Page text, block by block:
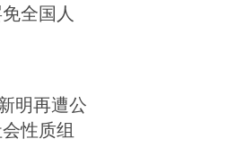
全国人
明再遭公
性质组